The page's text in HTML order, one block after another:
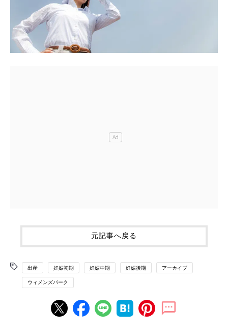
元記事へ戻る
出産 妊娠初期 妊娠中期 妊娠後期 アーカイブ
ウィメンズパーク